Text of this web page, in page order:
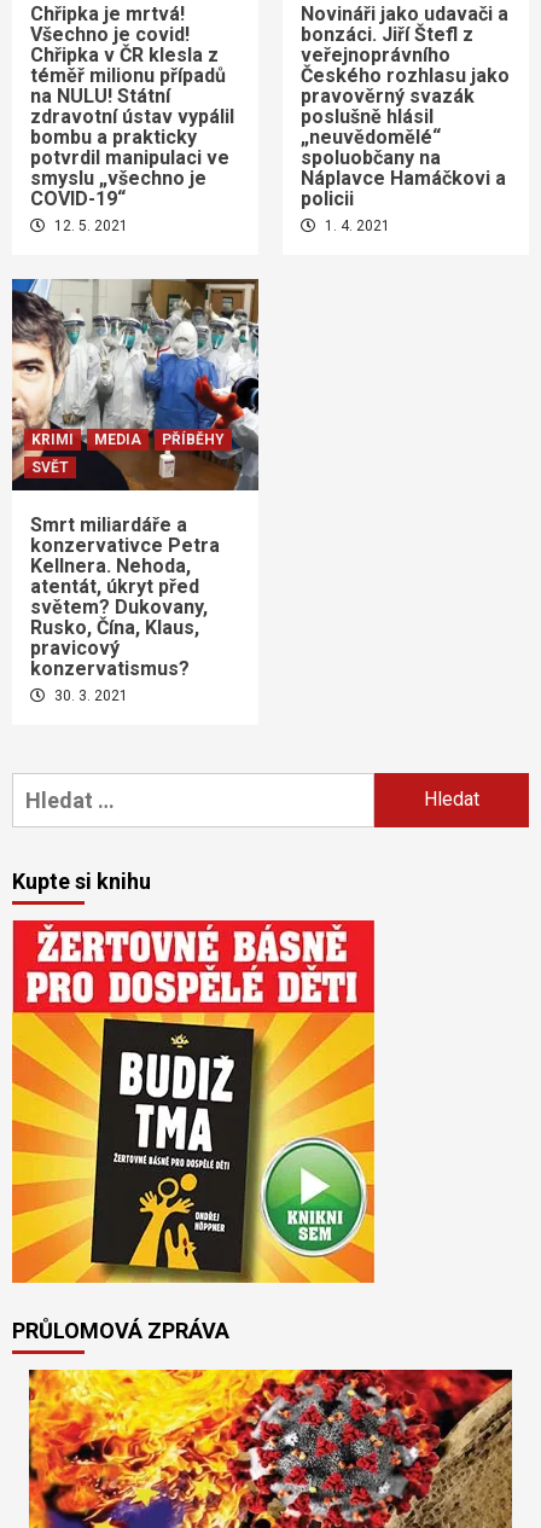
Chřipka je mrtvá!
Všechno je covid!
Chřipka v ČR klesla z
téměř milionu případů
na NULU! Státní
zdravotní ústav vypálil
bombu a prakticky
potvrdil manipulaci ve
smyslu „všechno je
COVID-19“
12. 5. 2021
Novináři jako udavači a
bonzáci. Jiří Štefl z
veřejnoprávního
Českého rozhlasu jako
pravověrný svazák
poslušně hlásil
„neuvědomělé“
spoluobčany na
Náplavce Hamáčkovi a
policii
1. 4. 2021
KRIMI MEDIA
PŘÍBĚHY
SVĚT
Smrt miliardáře a
konzervativce Petra
Kellnera. Nehoda,
atentát, úkryt před
světem? Dukovany,
Rusko, Čína, Klaus,
pravicový
konzervatismus?
30. 3. 2021
Vyhledávání
Kupte si knihu
PRŮLOMOVÁ ZPRÁVA